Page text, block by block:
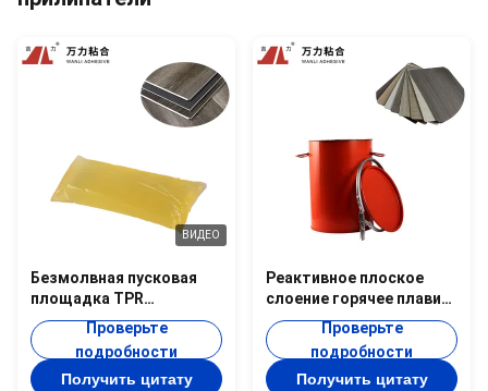
ВИДЕО
Безмолвная пусковая
площадка TPR
промышленные горячие
плавят прилипатель,
термопластиковое
горячее плавит
Проверьте
подробности
Получить цитату
Реактивное плоское
слоение горячее плавит
прилипатели слабое
желтое твердое сухое
PUR-9910
Проверьте
подробности
Получить цитату